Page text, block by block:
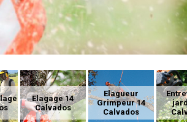
Elagage 14
Calvados
Elagueur
Grimpeur 14
Calvados